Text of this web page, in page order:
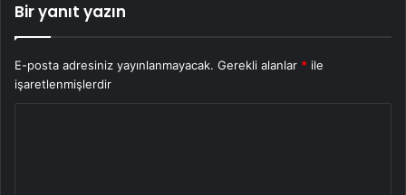
Bir yanıt yazın
E-posta adresiniz yayınlanmayacak. Gerekli alanlar * ile
işaretlenmişlerdir